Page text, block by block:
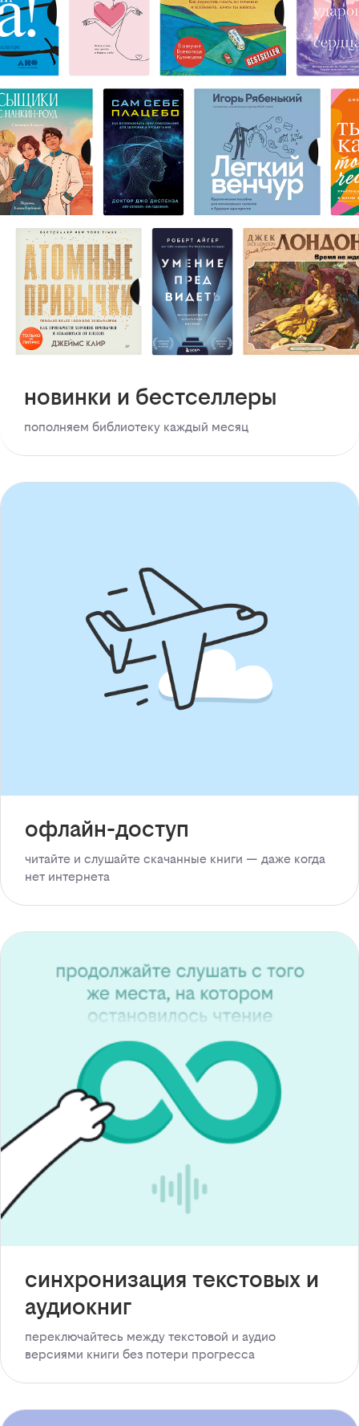
новинки и бестселлеры
пополняем библиотеку каждый месяц
офлайн-доступ
читайте и слушайте скачанные книги — даже когда
нет интернета
синхронизация текстовых и
аудиокниг
переключайтесь между текстовой и аудио
версиями книги без потери прогресса